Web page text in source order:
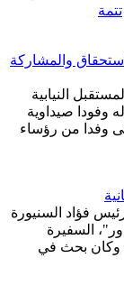
تتمة
والمشاركة
كتلة المستقبل النيابية
وفودا صيداوية
وفدا من رؤساء
فؤاد السنيورة
السفيرة
وكان بحث في